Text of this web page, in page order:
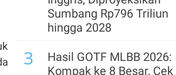
Rupiah Berpotensi
Terkoreksi Kamis (6/8),
Ini Proyeksi
Pergerakannya
Sumbang Rp796 Triliun
hingga 2028
3
Hasil GOTF MLBB 2026:
Kompak ke 8 Besar, Cek